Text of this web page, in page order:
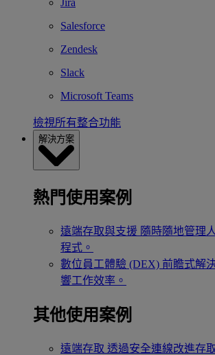
Salesforce
Zendesk
Slack
Microsoft Teams
檢視所有整合功能
解決方案
熱門使用案例
遠端存取與支援 隨時隨地管理
程式。
數位員工體驗 (DEX) 前瞻式解
響工作效率。
其他使用案例
遠端存取 透過安全連線改進存